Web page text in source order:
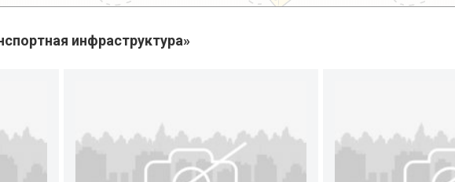
инфраструктура»